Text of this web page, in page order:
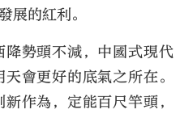
展的紅利。
勢頭不減，中國式現代
會更好的底氣之所在。
作為，定能百尺竿頭，